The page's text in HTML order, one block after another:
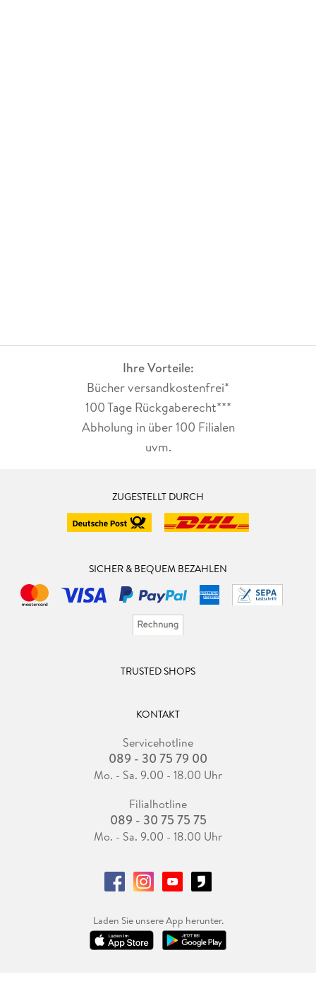
Ihre Vorteile:
Bücher versandkostenfrei*
100 Tage Rückgaberecht***
Abholung in über 100 Filialen
uvm.
ZUGESTELLT DURCH
SICHER & BEQUEM BEZAHLEN
TRUSTED SHOPS
KONTAKT
Servicehotline
089 - 30 75 79 00
Mo. - Sa. 9.00 - 18.00 Uhr
Filialhotline
089 - 30 75 75 75
Mo. - Sa. 9.00 - 18.00 Uhr
Laden Sie unsere App herunter.